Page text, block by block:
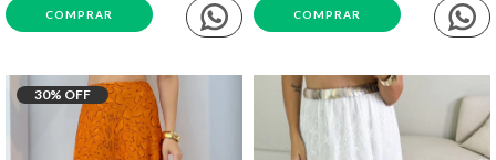
COMPRAR COMPRAR
30% OFF